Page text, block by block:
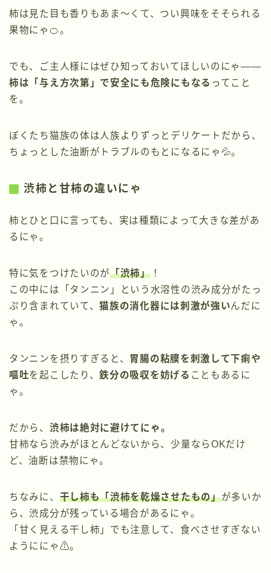
柿は見た目も香りもあま〜くて、つい興味をそそられる
果物にゃ🍊。
でも、ご主人様にはぜひ知っておいてほしいのにゃ――
柿は「与え方次第」で安全にも危険にもなる ってこと
を。
ぼくたち猫族の体は人族よりずっとデリケートだから、
ちょっとした油断がトラブルのもとになるにゃ💦。
渋柿と甘柿の違いにゃ
柿とひと口に言っても、実は種類によって大きな差があ
るにゃ。
特に気をつけたいのが「渋柿」！
この中には「タンニン」という水溶性の渋み成分がたっ
ぷり含まれていて、猫族の消化器には刺激が強いんだに
ゃ。
タンニンを摂りすぎると、 胃腸の粘膜を刺激して下痢や
嘔吐を起こしたり、鉄分の吸収を妨げる こともあるに
ゃ。
だから、 渋柿は絶対に避けてにゃ。
甘柿なら渋みがほとんどないから、少量ならOKだけ
ど、油断は禁物にゃ。
ちなみに、 干し柿も「渋柿を乾燥させたもの」が多いか
ら、渋成分が残っている場合があるにゃ。
「甘く見える干し柿」でも注意して、食べさせすぎない
ようににゃ⚠️。